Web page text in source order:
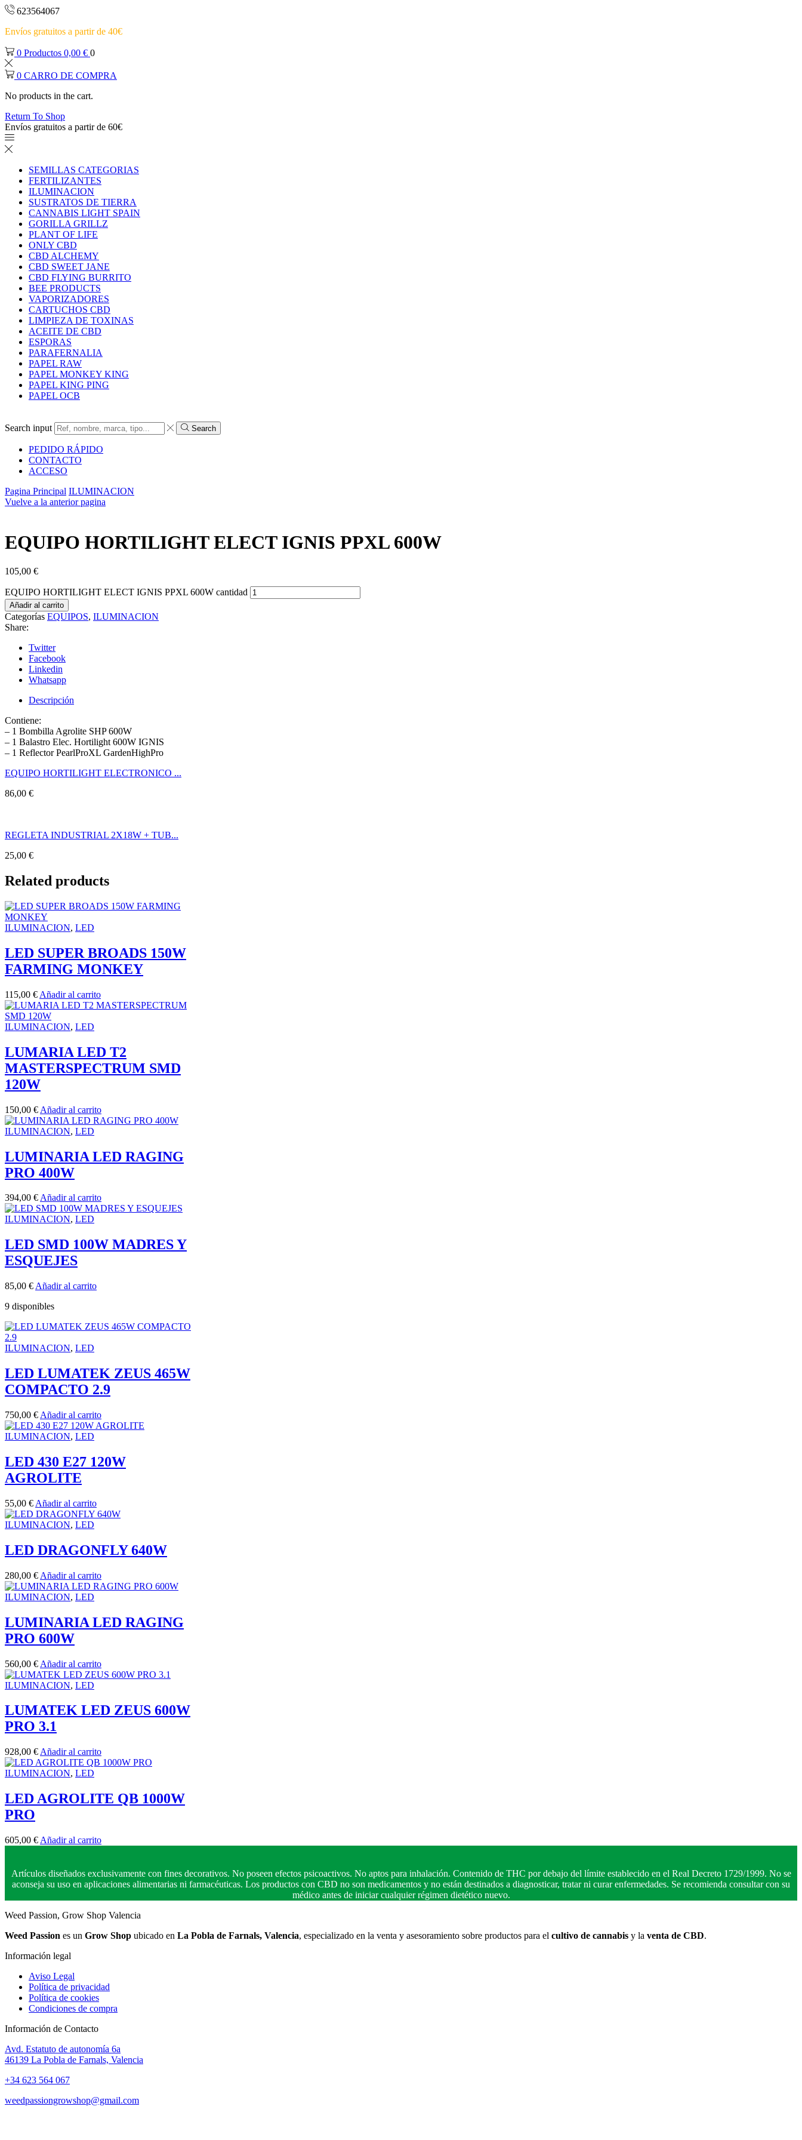
623564067
Envíos gratuitos a partir de 40€
0 Productos 0,00 € 0
0 CARRO DE COMPRA
No products in the cart.
Return To Shop
Envíos gratuitos a partir de 60€
SEMILLAS CATEGORIAS
FERTILIZANTES
ILUMINACION
SUSTRATOS DE TIERRA
CANNABIS LIGHT SPAIN
GORILLA GRILLZ
PLANT OF LIFE
ONLY CBD
CBD ALCHEMY
CBD SWEET JANE
CBD FLYING BURRITO
BEE PRODUCTS
VAPORIZADORES
CARTUCHOS CBD
LIMPIEZA DE TOXINAS
ACEITE DE CBD
ESPORAS
PARAFERNALIA
PAPEL RAW
PAPEL MONKEY KING
PAPEL KING PING
PAPEL OCB
Search input Search
PEDIDO RÁPIDO
CONTACTO
ACCESO
Pagina Principal ILUMINACION
Vuelve a la anterior pagina
EQUIPO HORTILIGHT ELECT IGNIS PPXL 600W
105,00 €
EQUIPO HORTILIGHT ELECT IGNIS PPXL 600W cantidad
Añadir al carrito
Categorías EQUIPOS, ILUMINACION
Share:
Twitter
Facebook
Linkedin
Whatsapp
Descripción
Contiene:
– 1 Bombilla Agrolite SHP 600W
– 1 Balastro Elec. Hortilight 600W IGNIS
– 1 Reflector PearlProXL GardenHighPro
EQUIPO HORTILIGHT ELECTRONICO ...
86,00 €
REGLETA INDUSTRIAL 2X18W + TUB...
25,00 €
Related products
ILUMINACION, LED
LED SUPER BROADS 150W
FARMING MONKEY
115,00 € Añadir al carrito
ILUMINACION, LED
LUMARIA LED T2
MASTERSPECTRUM SMD
120W
150,00 € Añadir al carrito
ILUMINACION, LED
LUMINARIA LED RAGING
PRO 400W
394,00 €Añadir al carrito
ILUMINACION, LED
LED SMD 100W MADRES Y
ESQUEJES
85,00 € Añadir al carrito
9 disponibles
ILUMINACION, LED
LED LUMATEK ZEUS 465W
COMPACTO 2.9
750,00 € Añadir al carrito
ILUMINACION, LED
LED 430 E27 120W
AGROLITE
55,00 € Añadir al carrito
ILUMINACION, LED
LED DRAGONFLY 640W
280,00 € Añadir al carrito
ILUMINACION, LED
LUMINARIA LED RAGING
PRO 600W
560,00 € Añadir al carrito
ILUMINACION, LED
LUMATEK LED ZEUS 600W
PRO 3.1
928,00 € Añadir al carrito
ILUMINACION, LED
LED AGROLITE QB 1000W
PRO
605,00 € Añadir al carrito
Artículos diseñados exclusivamente con fines decorativos. No poseen efectos psicoactivos. No aptos para inhalación. Contenido de THC por debajo del límite establecido en el Real Decreto 1729/1999. No se
aconseja su uso en aplicaciones alimentarias ni farmacéuticas. Los productos con CBD no son medicamentos y no están destinados a diagnosticar, tratar ni curar enfermedades. Se recomienda consultar con su
médico antes de iniciar cualquier régimen dietético nuevo.
Weed Passion, Grow Shop Valencia
Weed Passion es un Grow Shop ubicado en La Pobla de Farnals, Valencia, especializado en la venta y asesoramiento sobre productos para el cultivo de cannabis y la venta de CBD.
Información legal
Aviso Legal
Política de privacidad
Política de cookies
Condiciones de compra
Información de Contacto
Avd. Estatuto de autonomía 6a
46139 La Pobla de Farnals, Valencia
+34 623 564 067
weedpassiongrowshop@gmail.com